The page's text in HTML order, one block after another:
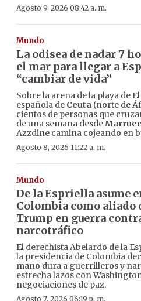
Agosto 9, 2026 08:42 a. m.
Mundo
La odisea de nadar 7
el mar para llegar a
“cambiar de vida”
Sobre la arena de la playa de
española de Ceuta (norte de
cientos de personas que
de una semana desde
Azzdine camina cojeando en
Agosto 8, 2026 11:22 a. m.
Mundo
De la Espriella asume
Colombia como aliado
Trump en guerra
narcotráfico
El derechista Abelardo de la
la presidencia de Colombia
mano dura a guerrilleros y
estrecha lazos con
negociaciones de paz.
Agosto 7, 2026 06:19 p. m.